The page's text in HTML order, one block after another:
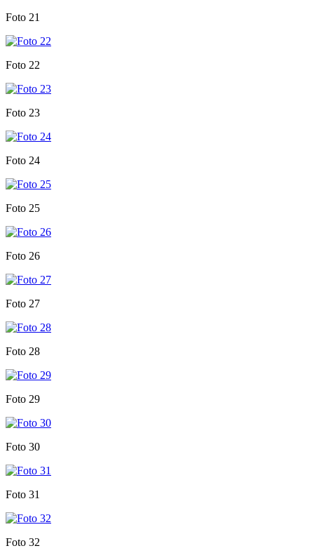
Foto 21
Foto 22
Foto 23
Foto 24
Foto 25
Foto 26
Foto 27
Foto 28
Foto 29
Foto 30
Foto 31
Foto 32